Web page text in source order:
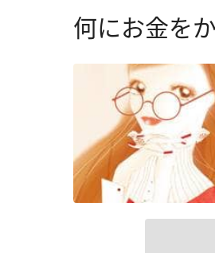
何にお金を